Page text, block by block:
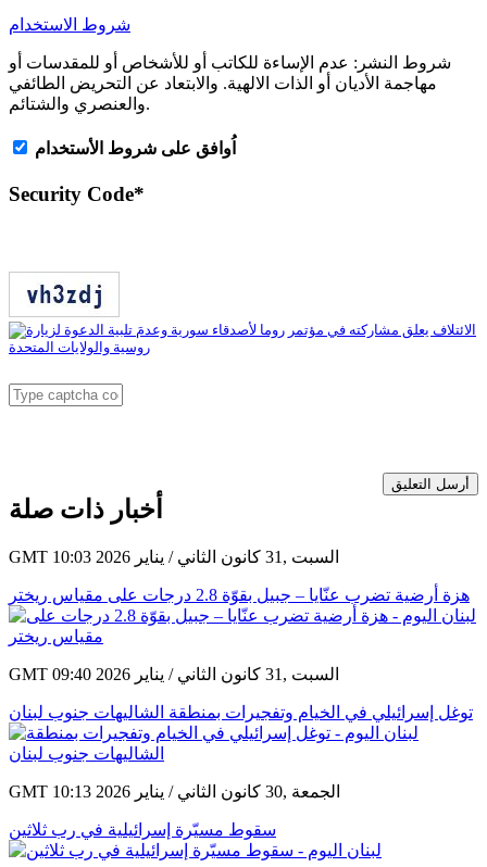
شروط الاستخدام
شروط النشر: عدم الإساءة للكاتب أو للأشخاص أو للمقدسات أو
مهاجمة الأديان أو الذات الالهية. والابتعاد عن التحريض الطائفي
والعنصري والشتائم.
اُوافق على شروط الأستخدام
Security Code*
أرسل التعليق
أخبار ذات صلة
GMT 10:03 2026 السبت ,31 كانون الثاني / يناير
هزة أرضية تضرب عنّايا – جبيل بقوّة 2.8 درجات على مقياس ريختر
GMT 09:40 2026 السبت ,31 كانون الثاني / يناير
توغل إسرائيلي في الخيام وتفجيرات بمنطقة الشاليهات جنوب لبنان
GMT 10:13 2026 الجمعة ,30 كانون الثاني / يناير
سقوط مسيّرة إسرائيلية في رب ثلاثين